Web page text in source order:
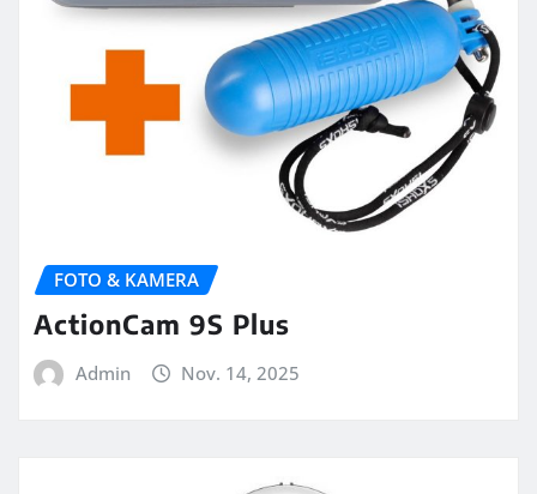
FOTO & KAMERA
ActionCam 9S Plus
Admin Nov. 14, 2025